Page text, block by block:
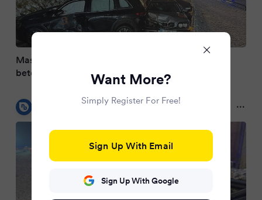
Massenkarambolage auf B173: 17 Fahrzeuge
beteiligt - 13 Verletzte
nordbayern.de
Want More?
Simply Register For Free!
Sign Up With Email
Sign Up With Google